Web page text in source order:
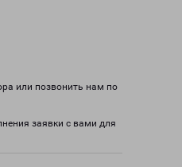
или позвонить нам по
заявки с вами для